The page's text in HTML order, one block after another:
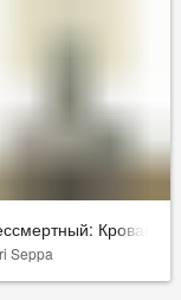
Кровавая
Seppa